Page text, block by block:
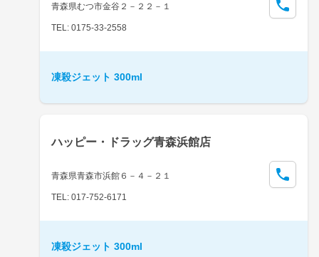
青森県むつ市金谷２－２２－１
TEL: 0175-33-2558
凍殺ジェット 300ml
ハッピー・ドラッグ青森浜館店
青森県青森市浜館６－４－２１
TEL: 017-752-6171
凍殺ジェット 300ml